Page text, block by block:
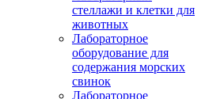
стеллажи и клетки для
животных
Лабораторное
оборудование для
содержания морских
свинок
Лабораторное